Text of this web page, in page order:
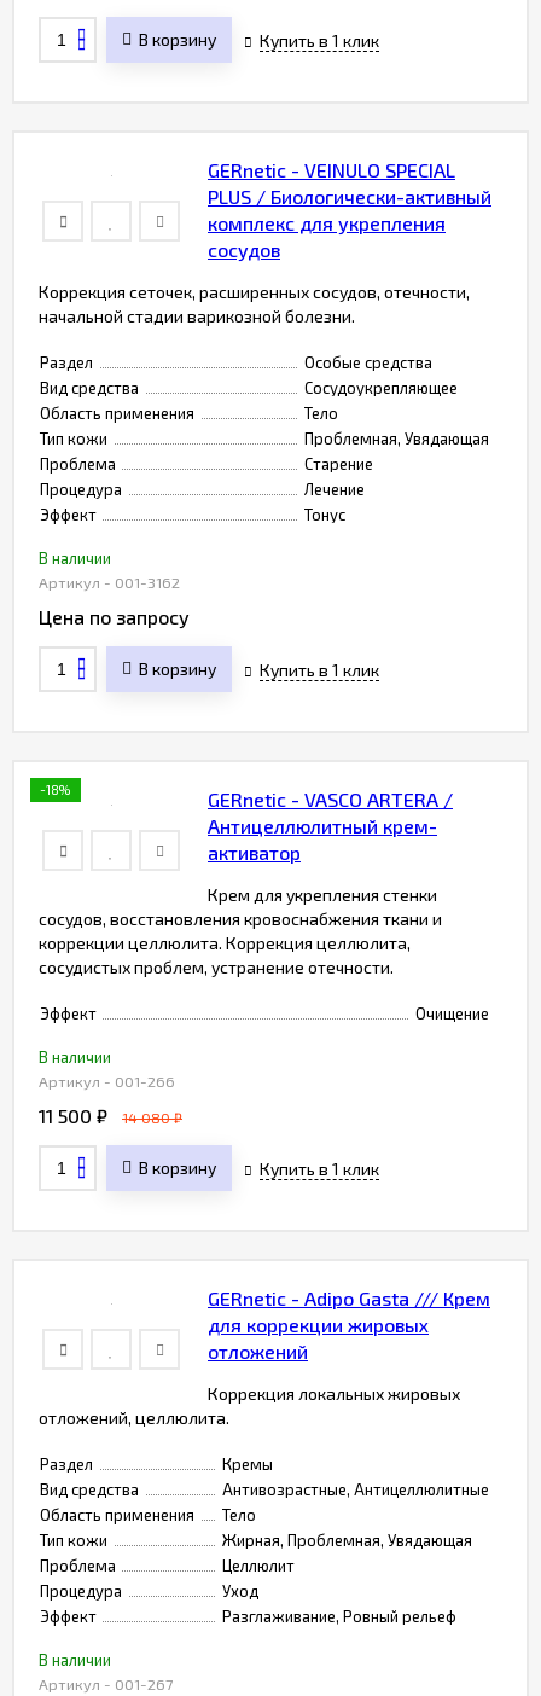
В корзину Купить в 1 клик
GERnetic - VEINULO SPECIAL
PLUS / Биологически-активный
комплекс для укрепления
сосудов
Коррекция сеточек, расширенных сосудов, отечности,
начальной стадии варикозной болезни.
Раздел
Особые средства
Вид средства
Сосудоукрепляющее
Область применения
Тело
Тип кожи
Проблемная, Увядающая
Проблема
Старение
Процедура
Лечение
Эффект
Тонус
В наличии
Артикул - 001-3162
Цена по запросу
В корзину Купить в 1 клик
-18%
GERnetic - VASCO ARTERA /
Антицеллюлитный крем-
активатор
Крем для укрепления стенки
сосудов, восстановления кровоснабжения ткани и
коррекции целлюлита. Коррекция целлюлита,
сосудистых проблем, устранение отечности.
Эффект Очищение
В наличии
Артикул - 001-266
11 500 ₽ 14 080₽
В корзину Купить в 1 клик
GERnetic - Adipo Gasta /// Крем
для коррекции жировых
отложений
Коррекция локальных жировых
отложений, целлюлита.
Раздел
Кремы
Вид средства
Антивозрастные, Антицеллюлитные
Область применения
Тело
Тип кожи
Жирная, Проблемная, Увядающая
Проблема
Целлюлит
Процедура
Уход
Эффект
Разглаживание, Ровный рельеф
В наличии
Артикул - 001-267